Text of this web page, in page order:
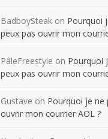
BadboySteak on Pourquoi
peux pas ouvrir mon
PâleFreestyle on Pourquoi
peux pas ouvrir mon
Gustave on Pourquoi je ne
ouvrir mon courrier AOL ?